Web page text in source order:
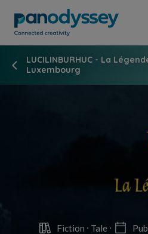
LUCILINBURHUC - La
Luxembourg
Fiction Tale